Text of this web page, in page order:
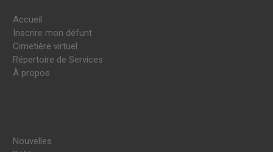
Accueil
Inscrire mon défunt
Cimetière virtuel
Répertoire de Services
À propos
Nouvelles